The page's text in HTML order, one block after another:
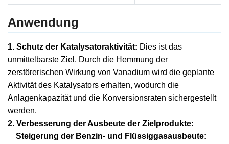
Anwendung
1. Schutz der Katalysatoraktivität: Dies ist das
unmittelbarste Ziel. Durch die Hemmung der
zerstörerischen Wirkung von Vanadium wird die geplante
Aktivität des Katalysators erhalten, wodurch die
Anlagenkapazität und die Konversionsraten sichergestellt
werden.
2. Verbesserung der Ausbeute der Zielprodukte:
Steigerung der Benzin- und Flüssiggasausbeute: